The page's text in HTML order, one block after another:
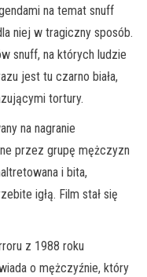
na temat snuff
niej w tragiczny sposób.
snuff, na których ludzie
jest tu czarno biała,
tortury.
na nagranie
przez grupę mężczyzn
i bita,
igłą. Film stał się
z 1988 roku
o mężczyźnie, który